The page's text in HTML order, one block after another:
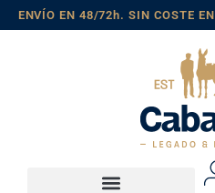
ENVÍO EN 48/72h. SIN COSTE